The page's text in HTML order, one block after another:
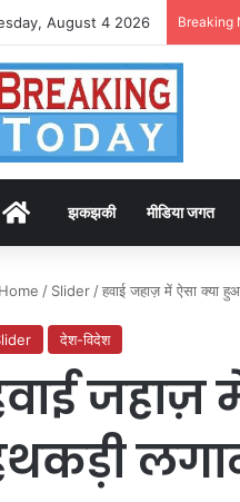
August 4 2026 Breaking
Homeझकझकी मीडिया जगत
Home / Slider /हवाई जहाज़ में ऐसा क्या
देश-विदेश
जहाज़